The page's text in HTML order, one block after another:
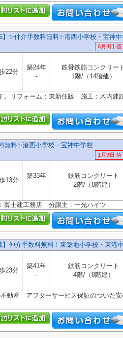
】✨️仲介手数料無料✨️港西小学校・宝神
6月4日 値
22分
築24年
-
鉄骨鉄筋コンクリー
1階/（14階建）
。リフォーム：東新住販 施工：木内建
無料✨️港西小学校・宝神中学校
1月9日 値
13分
築33年
-
鉄筋コンクリート
2階/（8階建）
富士建工務店 分譲主：一光ハイツ
】仲介手数料無料！東築地小学校・東港
23分
築41年
-
鉄筋コンクリート
4階/（8階建）
動産 アフターサービス保証のついた安